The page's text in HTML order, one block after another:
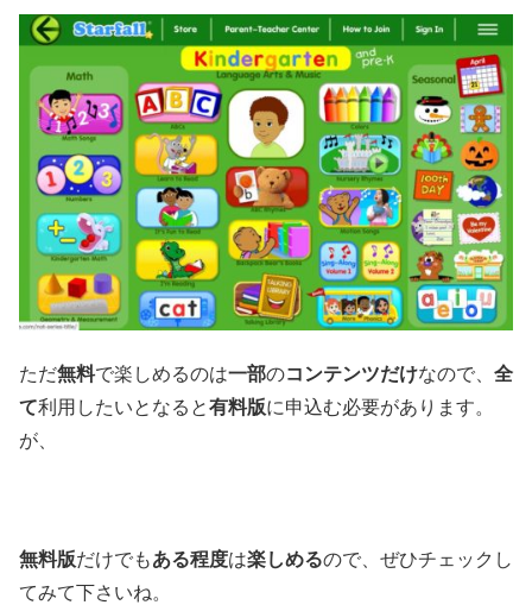
ただ無料で楽しめるのは一部のコンテンツだけなので、 全
て利用したいとなると有料版に申込む必要があります。
が、
無料版だけでもある程度は楽しめるので、ぜひチェックし
てみて下さいね。